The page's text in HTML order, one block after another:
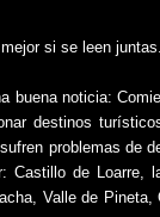
si se leen juntas.
buena noticia:
destinos
problemas de
Castillo de Loarre,
Valle de